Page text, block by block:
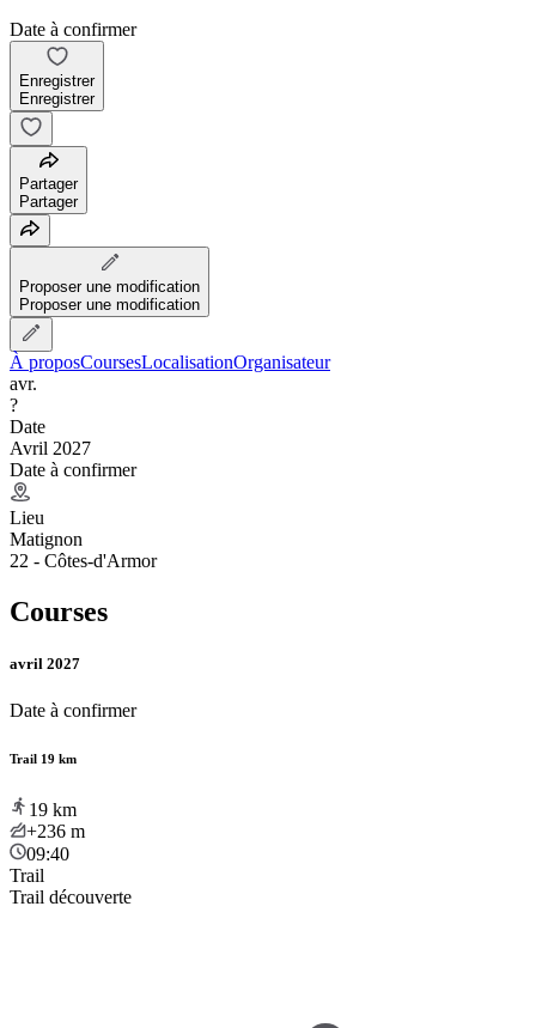
Date à confirmer
Enregistrer
Enregistrer
Partager
Partager
Proposer une modification
Proposer une modification
À proposCoursesLocalisationOrganisateur
avr.
?
Date
Avril 2027
Date à confirmer
Lieu
Matignon
22 - Côtes-d'Armor
Courses
avril 2027
Date à confirmer
Trail 19 km
19 km
+236 m
09:40
Trail
Trail découverte